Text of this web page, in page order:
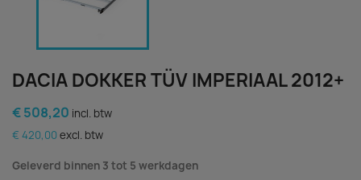
DACIA DOKKER TÜV IMPERIAAL 2012+
€ 508,20 incl. btw
€ 420,00 excl. btw
Geleverd binnen 3 tot 5 werkdagen